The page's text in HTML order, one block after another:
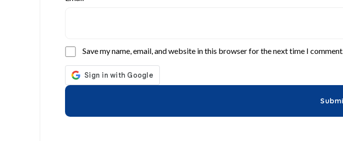
Save my name, email, and website in this browser for the next time I comment.